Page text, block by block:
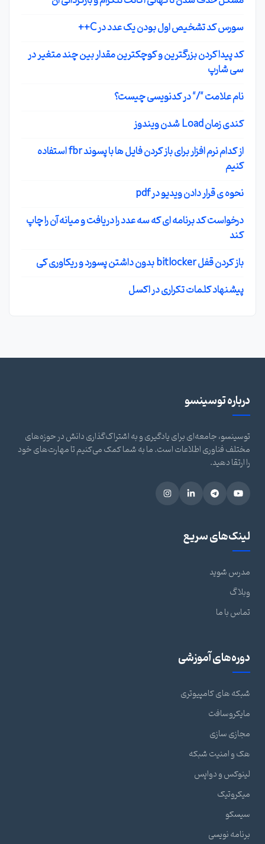
سورس کد تشخیص اول بودن یک عدد در C++
کد پیدا کردن بزرگترین و کوچکترین مقدار بین چند متغیر در
سی شارپ
نام علامت "/" در کدنویسی چیست؟
کندی زمان Load شدن ویندوز
از کدام نرم افزار برای باز کردن فایل ها با پسوند fbr استفاده
کنیم
نحوه ی قرار دادن ویدیو در pdf
درخواست کد برنامه ای که سه عدد را دریافت و میانه آن را چاپ
کند
باز کردن قفل bitlocker بدون داشتن پسورد و ریکاوری کی
پیشنهاد کلمات تکراری در اکسل
درباره توسینسو
توسینسو، جامعه‌ای برای یادگیری و به اشتراک‌گذاری دانش در حوزه‌های
مختلف فناوری اطلاعات است. ما به شما کمک می‌کنیم تا مهارت‌های خود
را ارتقا دهید.
لینک‌های سریع
مدرس شوید
وبلاگ
تماس با ما
دوره‌های آموزشی
شبکه های کامپیوتری
مایکروسافت
مجازی سازی
هک و امنیت شبکه
لینوکس و دواپس
میکروتیک
سیسکو
برنامه نویسی